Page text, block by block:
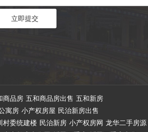
商品房 五和商品房出售 五和新房
寓房 小产权房屋 民治新房出售
村委统建楼 民治新房 小产权房网 龙华二手房源